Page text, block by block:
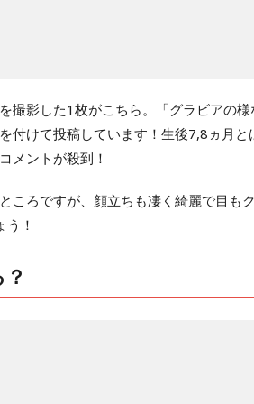
撮影した1枚がこちら。「グラビアの様
付けて投稿しています！生後7,8ヵ月と
メントが殺到！
ころですが、顔立ちも凄く綺麗で目も
！